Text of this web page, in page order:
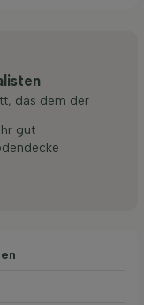
das dem der
gut